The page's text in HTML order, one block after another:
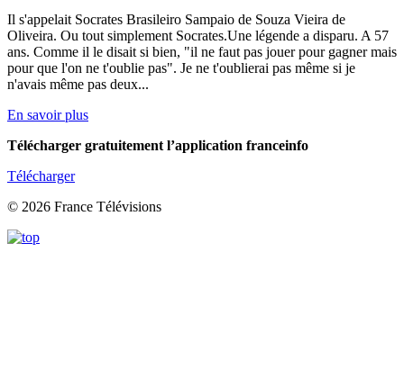
Il s'appelait Socrates Brasileiro Sampaio de Souza Vieira de
Oliveira. Ou tout simplement Socrates.Une légende a disparu. A 57
ans. Comme il le disait si bien, "il ne faut pas jouer pour gagner mais
pour que l'on ne t'oublie pas". Je ne t'oublierai pas même si je
n'avais même pas deux...
En savoir plus
Télécharger gratuitement l’application franceinfo
Télécharger
© 2026 France Télévisions